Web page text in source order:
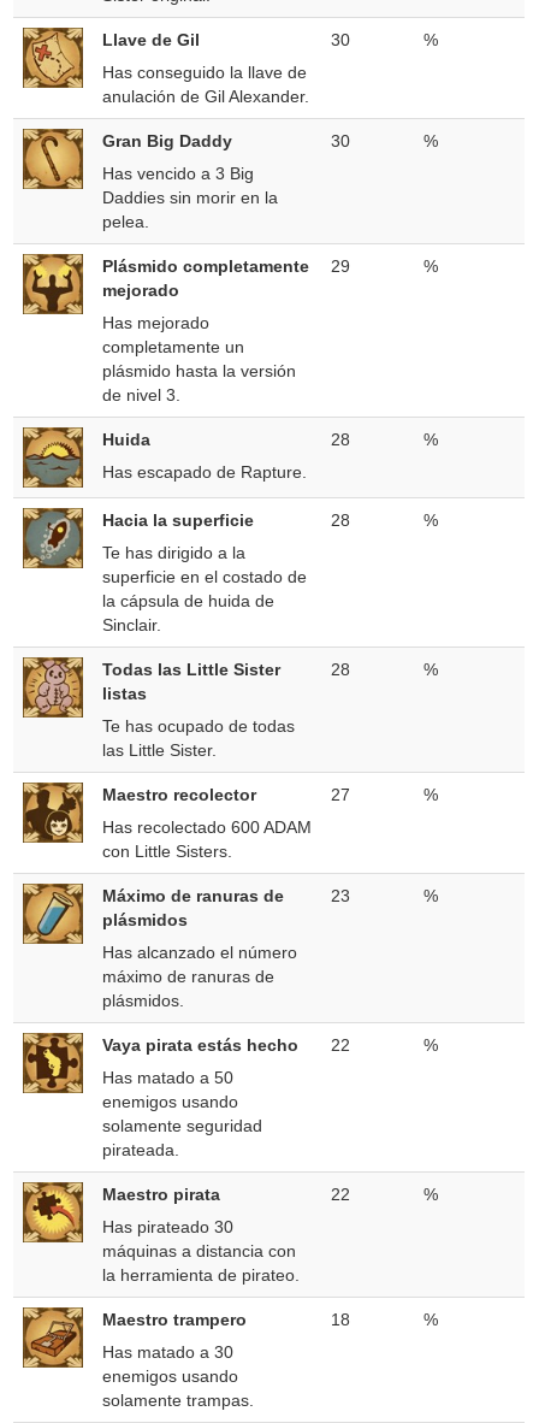
Llave de Gil
Has conseguido la llave de
anulación de Gil Alexander.
30 %
Gran Big Daddy
Has vencido a 3 Big
Daddies sin morir en la
pelea.
30 %
Plásmido completamente
mejorado
Has mejorado
completamente un
plásmido hasta la versión
de nivel 3.
29 %
Huida
Has escapado de Rapture.
28 %
Hacia la superficie
Te has dirigido a la
superficie en el costado de
la cápsula de huida de
Sinclair.
28 %
Todas las Little Sister
listas
Te has ocupado de todas
las Little Sister.
28 %
Maestro recolector
Has recolectado 600 ADAM
con Little Sisters.
27 %
Máximo de ranuras de
plásmidos
Has alcanzado el número
máximo de ranuras de
plásmidos.
23 %
Vaya pirata estás hecho
Has matado a 50
enemigos usando
solamente seguridad
pirateada.
22 %
Maestro pirata
Has pirateado 30
máquinas a distancia con
la herramienta de pirateo.
22 %
Maestro trampero
Has matado a 30
enemigos usando
solamente trampas.
18 %